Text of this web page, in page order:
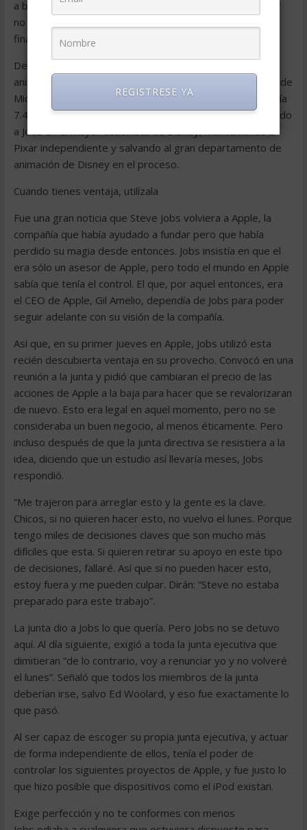
a bolsa de 1995 y, más importante, significaba que Pixar
no necesitaba depender de Disney nunca más para
financiar sus películas.
De repente Disney, con su flamante departamento de
animación, necesitaba a Pixar y no al revés. La compañía de
Mickey Mouse se daría cuenta de ello más tarde y pagaría
7.400 millones de dólares para comprar Pixar, convirtiendo
a Jobs en el mayor accionista de Disney, manteniendo a
Pixar independiente y salvando al gran departamento de
animación de Disney en el proceso.
Cuando tienes ventaja, utilízala
Fue una gran noticia que Steve Jobs volviera a Apple, la
compañía que había ayudado a fundar pero que había
perdido su magia desde entonces. Jobs insistía en que el
era sólo un asesor de Apple, pero todo el mundo en Apple
sabía que tenía el control. El que, por aquel entonces, era
el CEO de Apple, Gil Amelio, dependía de Jobs para poder
seguir adelante con su visión de la compañía.
Así que, en su primer jueves en Apple, Jobs utilizó esta
recién descubierta ventaja en su provecho. Convocó en una
reunión a la junta y pidió que cambiaran el precio de las
acciones de Apple a la baja para hacer que se revalorizaran
de nuevo. Esto era legal en aquel momento, pero no se
consideraba un buen negocio, al menos éticamente. Pero
incluso después de que la junta directiva se resistiera a la
idea, diciendo que un estudio así llevaría meses, Jobs
respondió.
“Me trajeron para arreglar esto y la gente es la clave.
Chicos, si no quieren hacer esto, no vuelvo el lunes. Porque
tengo miles de decisiones claves que son mucho más
difíciles que esta. Si quieren retirar su apoyo en este tipo
de decisiones, fallaré. Así que si no pueden hacer esto,
estoy fuera y me pueden culpar. Dirán: “Steve no estaba
preparado para este trabajo”.
La junta dio a Jobs lo que quería. Pero Jobs no se detuvo
aquí. Al día siguiente, exigió a toda la junta ejecutiva que
dimitieran “de lo contrario, voy a renunciar yo y no volveré
el lunes”. Señaló que todos los miembros de la junta
deberían irse, salvo Ed Woolard, y eso fue exactamente lo
que pasó.
Al ser capaz de escoger su propia junta ejecutiva, y actuar
de forma independiente de ellos, tenía el poder de
controlar los siguientes proyectos de Apple, y fue justo lo
que hizo posible que dispositivos como el iPod existan.
Exige perfección y no te conformes con menos
REGISTRESE YA